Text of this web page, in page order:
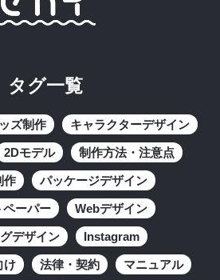
タグ一覧
ズ制作 キャラクターデザイン
2Dモデル 制作方法・注意点
作 パッケージデザイン
ペーパー Webデザイン
デザイン Instagram
け 法律・契約 マニュアル